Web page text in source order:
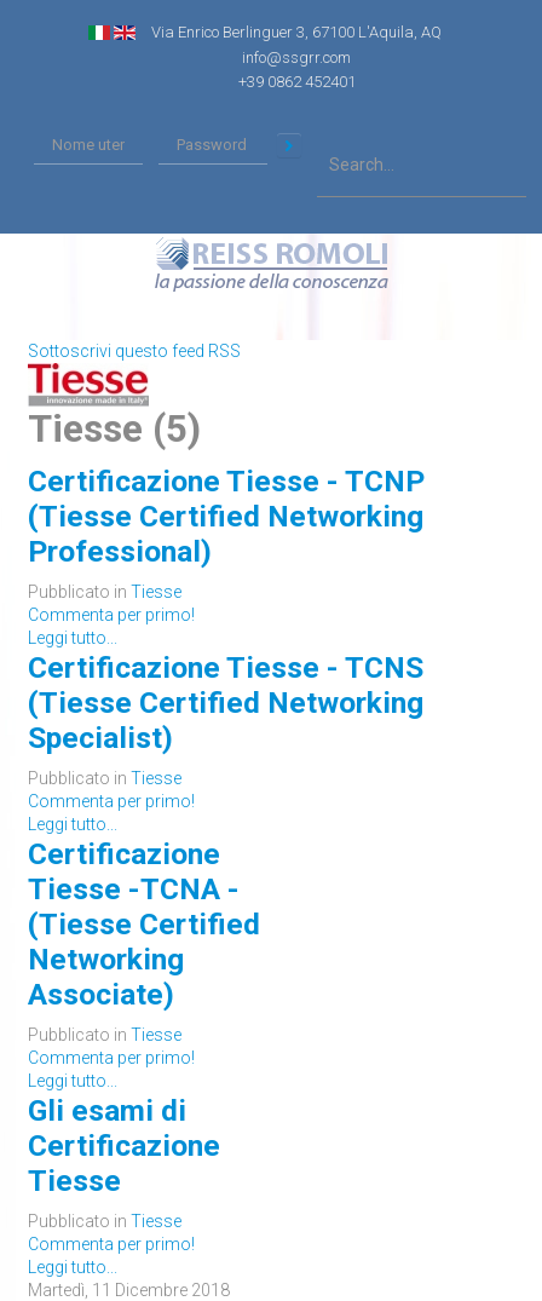
Via Enrico Berlinguer 3, 67100 L'Aquila, AQ
info@ssgrr.com
+39 0862 452401
Sottoscrivi questo feed RSS
Tiesse (5)
Certificazione Tiesse - TCNP
(Tiesse Certified Networking
Professional)
Pubblicato in Tiesse
Commenta per primo!
Leggi tutto...
Certificazione Tiesse - TCNS
(Tiesse Certified Networking
Specialist)
Pubblicato in Tiesse
Commenta per primo!
Leggi tutto...
Certificazione
Tiesse -TCNA -
(Tiesse Certified
Networking
Associate)
Pubblicato in Tiesse
Commenta per primo!
Leggi tutto...
Gli esami di
Certificazione
Tiesse
Pubblicato in Tiesse
Commenta per primo!
Leggi tutto...
Martedì, 11 Dicembre 2018